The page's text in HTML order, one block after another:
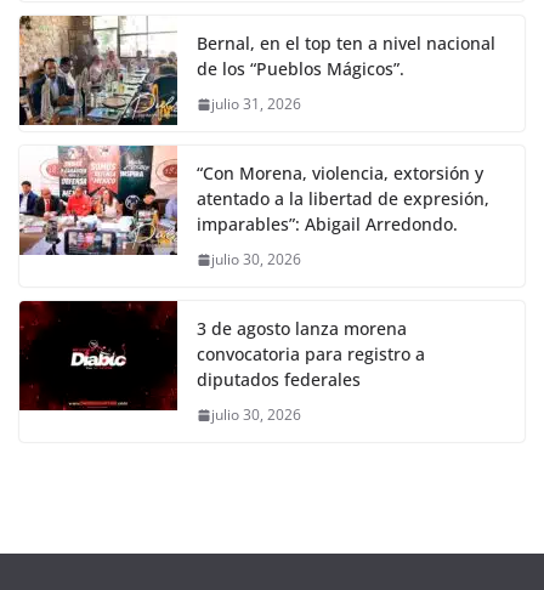
Bernal, en el top ten a nivel nacional
de los “Pueblos Mágicos”.
julio 31, 2026
“Con Morena, violencia, extorsión y
atentado a la libertad de expresión,
imparables”: Abigail Arredondo.
julio 30, 2026
3 de agosto lanza morena
convocatoria para registro a
diputados federales
julio 30, 2026